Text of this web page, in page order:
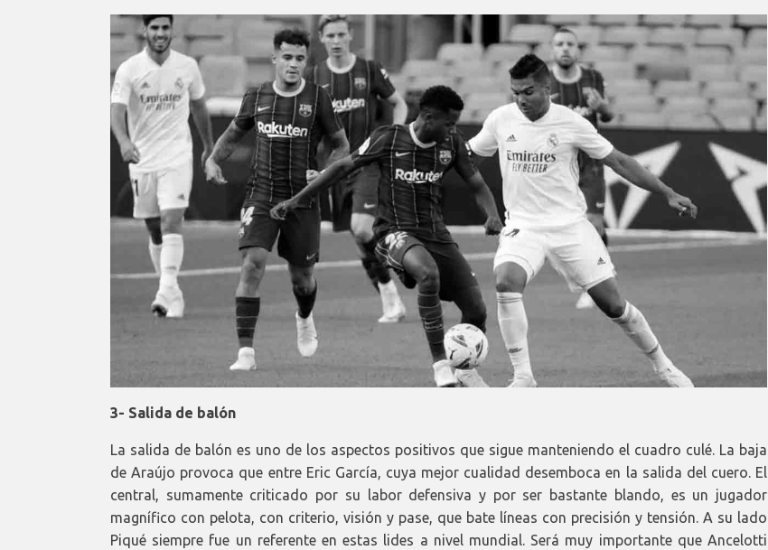
3- Salida de balón
La salida de balón es uno de los aspectos positivos que sigue manteniendo el cuadro culé. La baja
de Araújo provoca que entre Eric García, cuya mejor cualidad desemboca en la salida del cuero. El
central, sumamente criticado por su labor defensiva y por ser bastante blando, es un jugador
magnífico con pelota, con criterio, visión y pase, que bate líneas con precisión y tensión. A su lado
Piqué siempre fue un referente en estas lides a nivel mundial. Será muy importante que Ancelotti